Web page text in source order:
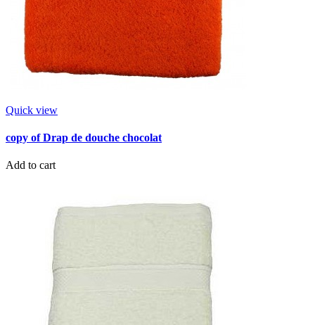
Quick view
copy of Drap de douche chocolat
Add to cart